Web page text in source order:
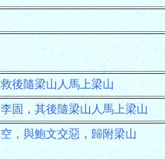
後隨梁山人馬上梁山
固，其後隨梁山人馬上梁山
，與鮑文交惡，歸附梁山